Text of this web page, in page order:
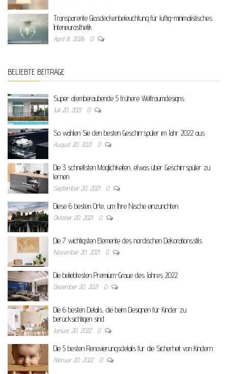
Transparente Glasdeckenbeleuchtung für luftig-minimalistisches
Interieurästhetik
April 8, 2026 0
BELIEBTE BEITRÄGE
Super atemberaubende 5 frühere Weltraumdesigns
Juli 20, 2021 0
So wählen Sie den besten Geschirrspüler im Jahr 2022 aus
August 20, 2021 0
Die 3 schnellsten Möglichkeiten, etwas über Geschirrspüler zu
lernen
September 20, 2021 0
Diese 6 besten Orte, um Ihre Nische einzurichten
Oktober 20, 2021 0
Die 7 wichtigsten Elemente des nordischen Dekorationsstils
November 20, 2021 0
Die beliebtesten Premium-Graue des Jahres 2022
Dezember 20, 2021 0
Die 6 besten Details, die beim Designen für Kinder zu
berücksichtigen sind
Januar 20, 2022 0
Die 5 besten Renovierungsdetails für die Sicherheit von Kindern
Februar 20, 2022 0